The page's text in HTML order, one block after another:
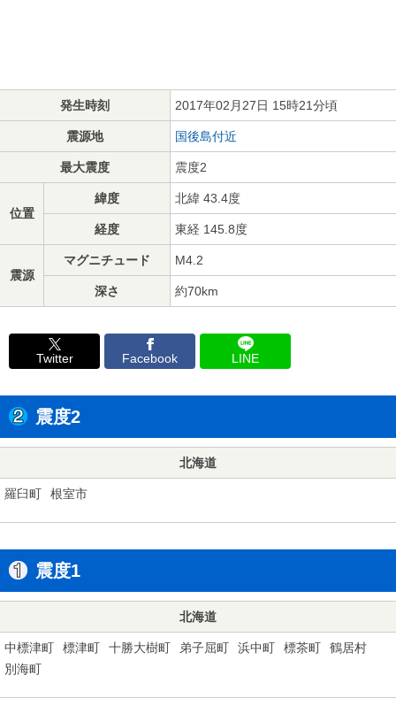
発生時刻 2017年02月27日 15時21分頃
震源地 国後島付近
最大震度 震度2
位置
緯度 北緯 43.4度
経度 東経 145.8度
震源
マグニチュード M4.2
深さ 約70km
Twitter Facebook LINE
震度2
北海道
羅臼町 根室市
震度1
北海道
中標津町 標津町 十勝大樹町 弟子屈町 浜中町 標茶町
鶴居村
別海町